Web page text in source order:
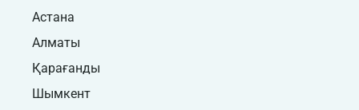
Астана
Алматы
Қарағанды
Шымкент